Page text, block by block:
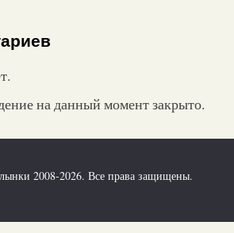
на данный момент закрыто.
2008-2026. Все права защищены.